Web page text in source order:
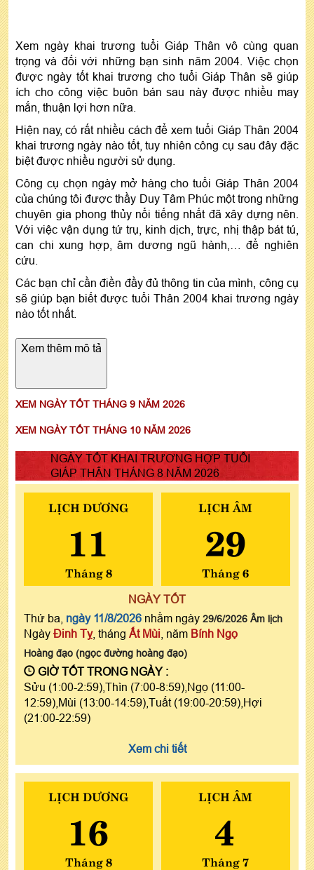
Xem ngày khai trương tuổi Giáp Thân vô cùng quan
trọng và đối với những bạn sinh năm 2004. Việc chọn
được ngày tốt khai trương cho tuổi Giáp Thân sẽ giúp
ích cho công việc buôn bán sau này được nhiều may
mắn, thuận lợi hơn nữa.
Hiện nay, có rất nhiều cách để xem tuổi Giáp Thân 2004
khai trương ngày nào tốt, tuy nhiên công cụ sau đây đặc
biệt được nhiều người sử dụng.
Công cụ chọn ngày mở hàng cho tuổi Giáp Thân 2004
của chúng tôi được thầy Duy Tâm Phúc một trong những
chuyên gia phong thủy nổi tiếng nhất đã xây dựng nên.
Với việc vận dụng tứ trụ, kinh dịch, trực, nhị thập bát tú,
can chi xung hợp, âm dương ngũ hành,… để nghiên
cứu.
Các bạn chỉ cần điền đầy đủ thông tin của mình, công cụ
sẽ giúp bạn biết được tuổi Thân 2004 khai trương ngày
nào tốt nhất.
Xem thêm mô tả
XEM NGÀY TỐT THÁNG 9 NĂM 2026
XEM NGÀY TỐT THÁNG 10 NĂM 2026
NGÀY TỐT KHAI TRƯƠNG HỢP TUỔI
GIÁP THÂN THÁNG 8 NĂM 2026
LỊCH DƯƠNG
11
Tháng 8
LỊCH ÂM
29
Tháng 6
NGÀY TỐT
Thứ ba, ngày 11/8/2026 nhằm ngày 29/6/2026 Âm lịch
Ngày Đinh Tỵ, tháng Ất Mùi , năm Bính Ngọ
Hoàng đạo (ngọc đường hoàng đạo)
GIỜ TỐT TRONG NGÀY :
Sửu (1:00-2:59),Thìn (7:00-8:59),Ngọ (11:00-
12:59),Mùi (13:00-14:59),Tuất (19:00-20:59),Hợi
(21:00-22:59)
Xem chi tiết
LỊCH DƯƠNG
16
Tháng 8
LỊCH ÂM
4
Tháng 7